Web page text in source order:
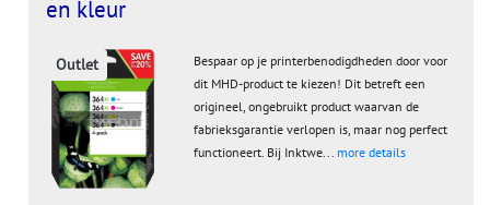
en kleur
Outlet
Bespaar op je printerbenodigdheden door voor
dit MHD-product te kiezen! Dit betreft een
origineel, ongebruikt product waarvan de
fabrieksgarantie verlopen is, maar nog perfect
functioneert. Bij Inktwe... more details